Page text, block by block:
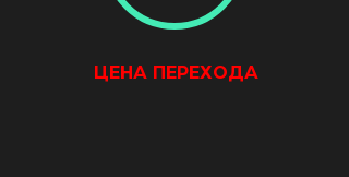
ЦЕНА ПЕРЕХОДА